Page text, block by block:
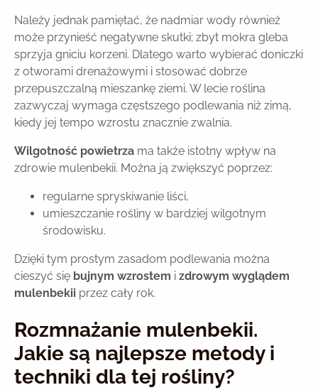
Należy jednak pamiętać, że nadmiar wody również
może przynieść negatywne skutki; zbyt mokra gleba
sprzyja gniciu korzeni. Dlatego warto wybierać doniczki
z otworami drenażowymi i stosować dobrze
przepuszczalną mieszankę ziemi. W lecie roślina
zazwyczaj wymaga częstszego podlewania niż zimą,
kiedy jej tempo wzrostu znacznie zwalnia.
Wilgotność powietrza ma także istotny wpływ na
zdrowie mulenbekii. Można ją zwiększyć poprzez:
regularne spryskiwanie liści,
umieszczanie rośliny w bardziej wilgotnym
środowisku.
Dzięki tym prostym zasadom podlewania można
cieszyć się bujnym wzrostem i zdrowym wyglądem
mulenbekii przez cały rok.
Rozmnażanie mulenbekii.
Jakie są najlepsze metody i
techniki dla tej rośliny?